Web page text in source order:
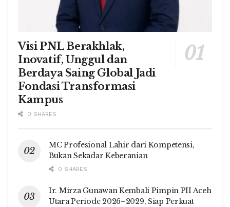
Visi PNL Berakhlak,
Inovatif, Unggul dan
Berdaya Saing Global Jadi
Fondasi Transformasi
Kampus
0 SHARES
MC Profesional Lahir dari Kompetensi,
Bukan Sekadar Keberanian
0 SHARES
Ir. Mirza Gunawan Kembali Pimpin PII Aceh
Utara Periode 2026–2029, Siap Perkuat